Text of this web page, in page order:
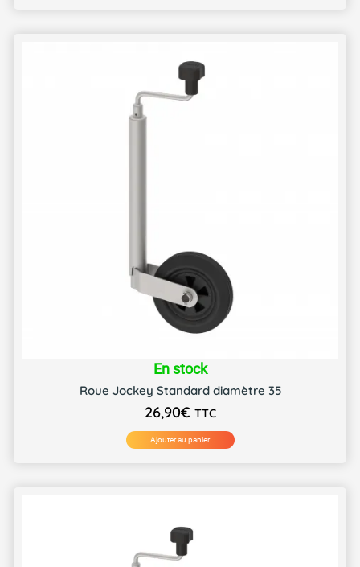
En stock
Roue Jockey Standard diamètre 35
26,90€ TTC
Ajouter au panier